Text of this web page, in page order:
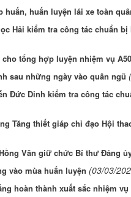
huấn, huấn luyện lái xe toàn
Hải kiểm tra công tác chuẩn
cho tổng hợp luyện nhiệm vụ A50
sau những ngày vào quân ngũ
Đức Dinh kiểm tra công tác
Tăng thiết giáp chỉ đạo Hội
Văn giữ chức Bí thư Đảng
vào mùa huấn luyện (03/03/
hoàn thành xuất sắc nhiệm